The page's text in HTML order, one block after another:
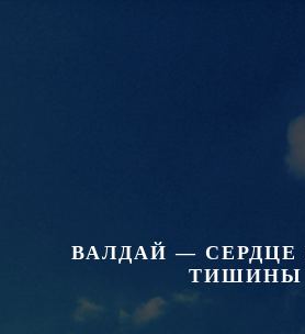
ВАЛДАЙ — СЕРДЦЕ
ТИШИНЫ